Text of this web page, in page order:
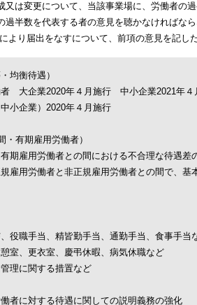
又は変更について、当該事業場に、労働者の
過半数を代表する者の意見を聴かなければな
より届出をなすについて、前項の意見を記し
均衡待遇）
者 大企業2020年４月施行 中小企業2021年４
小企業） 2020年４月施行
有期雇用労働者）
期雇用労働者との間における不合理な待遇差
雇用労働者と非正規雇用労働者との間で、
役職手当、精皆勤手当、通勤手当、食事手当
室、更衣室、慶弔休暇、病気休職など
理に関する措置など
者に対する待遇に関しての説明義務の強化